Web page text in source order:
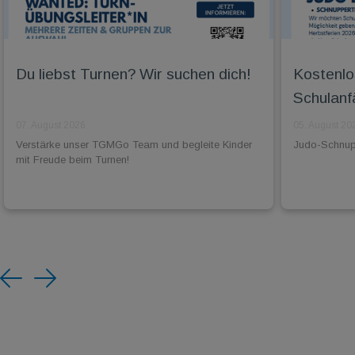
Du liebst Turnen? Wir suchen dich!
Verstärke unser TGMGo Team und begleite Kinder
mit Freude beim Turnen!
Judo-
Previous
Next